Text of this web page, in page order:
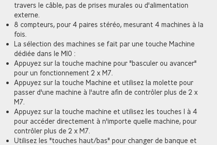
travers le câble, pas de prises murales ou d'alimentation
externe.
8 compteurs, pour 4 paires stéréo, mesurant 4 machines à la
fois.
La sélection des machines se fait par une touche Machine
dédiée dans le M10 :
Appuyez sur la touche machine pour "basculer ou avancer"
pour un fonctionnement 2 x M7.
Appuyez sur la touche Machine et utilisez la molette pour
passer d'une machine à l'autre afin de contrôler plus de 2 x
M7.
Appuyez sur la touche machine et utilisez les touches 1 à 4
pour accéder directement à n'importe quelle machine, pour
contrôler plus de 2 x M7.
Utilisez les "touches haut/bas" pour changer de banque et